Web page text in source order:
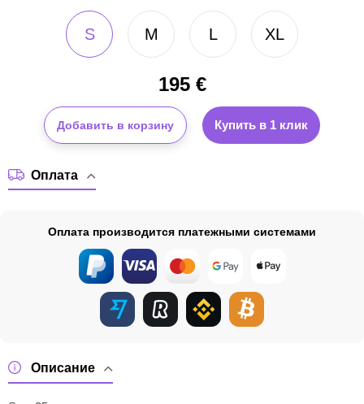
S M L XL
195€
Добавить в корзину Купить в 1 клик
Описание
Оплата
Оплата производится платежными системами